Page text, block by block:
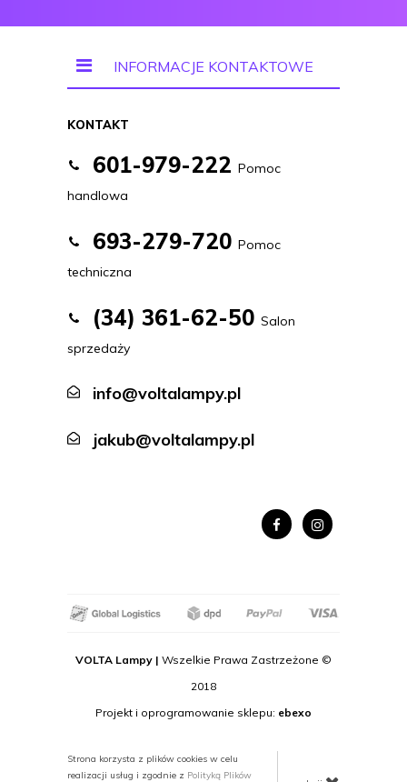
INFORMACJE KONTAKTOWE
KONTAKT
601-979-222 Pomoc
handlowa
693-279-720 Pomoc
techniczna
(34) 361-62-50 Salon
sprzedaży
info@voltalampy.pl
jakub@voltalampy.pl
VOLTA Lampy | Wszelkie Prawa Zastrzeżone ©
2018
Projekt i oprogramowanie sklepu: ebexo
Strona korzysta z plików cookies w celu
realizacji usług i zgodnie z Polityką Plików